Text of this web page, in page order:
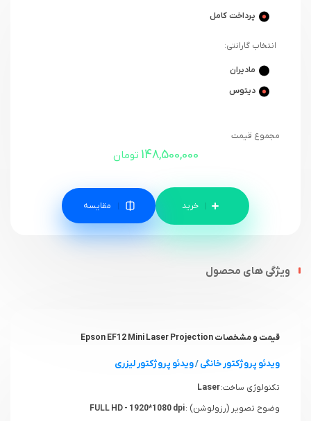
پرداخت کامل
انتخاب گارانتی:
مادیران
دیتوس
مجموع قیمت
148,500,000 تومان
مقایسه
ویژگی های محصول
قیمت و مشخصات Epson EF12 Mini Laser Projection
ویدئو پروژکتور خانگی/ویدئو پروژکتور لیزری
تکنولوژی ساخت:Laser
وضوح تصویر (رزولوشن) :